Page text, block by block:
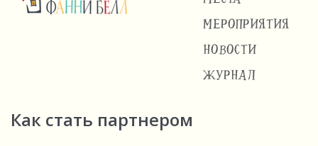
МЕРОПРИЯТИЯ
НОВОСТИ
ЖУРНАЛ
Как стать партнером